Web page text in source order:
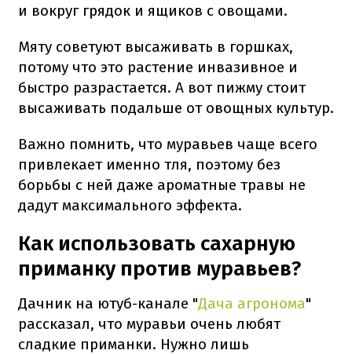
и вокруг грядок и ящиков с овощами.
Мяту советуют высаживать в горшках,
потому что это растение инвазивное и
быстро разрастается. А вот пижму стоит
высаживать подальше от овощных культур.
Важно помнить, что муравьев чаще всего
привлекает именно тля, поэтому без
борьбы с ней даже ароматные травы не
дадут максимального эффекта.
Как использовать сахарную
приманку против муравьев?
Дачник на ютуб-канале "Дача агронома"
рассказал, что муравьи очень любят
сладкие приманки. Нужно лишь